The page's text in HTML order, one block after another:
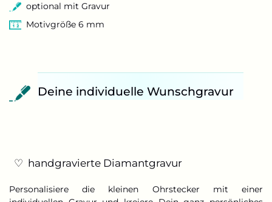
optional mit Gravur
Motivgröße 6 mm
Deine individuelle Wunschgravur
♡ handgravierte Diamantgravur
Personalisiere die kleinen Ohrstecker mit einer